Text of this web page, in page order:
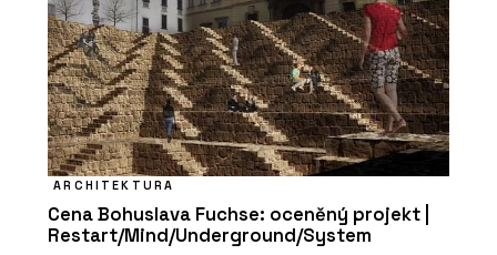
Obývací pokoj z hlíny. Hliněné omítky
jsou útulné a dají se snadno
recyklovat
ARCHITEKTURA
Cena Bohuslava Fuchse: oceněný projekt |
Restart/Mind/Underground/System